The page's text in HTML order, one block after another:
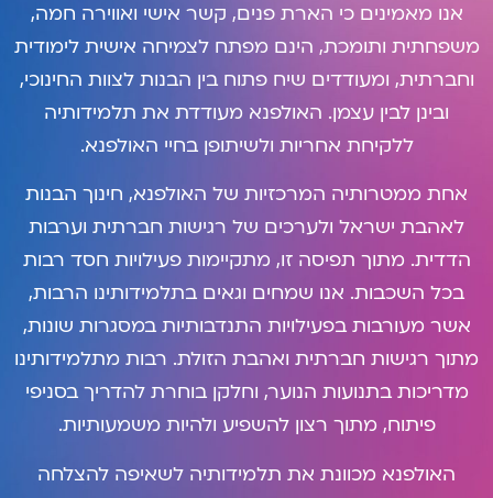
אנו מאמינים כי הארת פנים, קשר אישי ואווירה חמה,
משפחתית ותומכת, הינם מפתח לצמיחה אישית לימודית
וחברתית, ומעודדים שיח פתוח בין הבנות לצוות החינוכי,
ובינן לבין עצמן. האולפנא מעודדת את תלמידותיה
ללקיחת אחריות ולשיתופן בחיי האולפנא.
אחת ממטרותיה המרכזיות של האולפנא, חינוך הבנות
לאהבת ישראל ולערכים של רגישות חברתית וערבות
הדדית. מתוך תפיסה זו, מתקיימות פעילויות חסד רבות
בכל השכבות. אנו שמחים וגאים בתלמידותינו הרבות,
אשר מעורבות בפעילויות התנדבותיות במסגרות שונות,
מתוך רגישות חברתית ואהבת הזולת. רבות מתלמידותינו
מדריכות בתנועות הנוער, וחלקן בוחרת להדריך בסניפי
פיתוח, מתוך רצון להשפיע ולהיות משמעותיות.
האולפנא מכוונת את תלמידותיה לשאיפה להצלחה